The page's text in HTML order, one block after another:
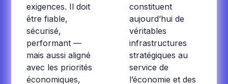
exigences. Il doit
être fiable,
sécurisé,
performant —
mais aussi aligné
avec les priorités
économiques,
constituent
aujourd’hui de
véritables
infrastructures
stratégiques au
service de
l’économie et des